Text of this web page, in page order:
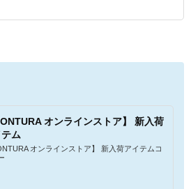
オンラインストア】 新入荷
ム
オンラインストア】 新入荷アイテムコ